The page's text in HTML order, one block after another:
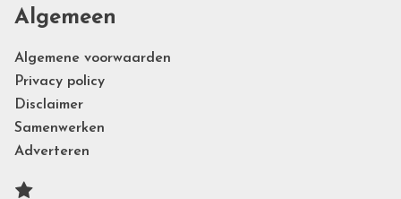
Algemeen
Algemene voorwaarden
Privacy policy
Disclaimer
Samenwerken
Adverteren